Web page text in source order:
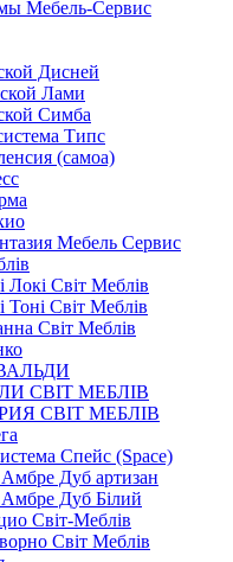
Мебель-Сервис
Дисней
Лами
Симба
Типс
(самоа)
Мебель Сервис
Локі Світ Меблів
Тоні Світ Меблів
Світ Меблів
СВІТ МЕБЛІВ
СВІТ МЕБЛІВ
Спейс (Space)
Дуб артизан
Дуб Білий
Світ-Меблів
Світ Меблів